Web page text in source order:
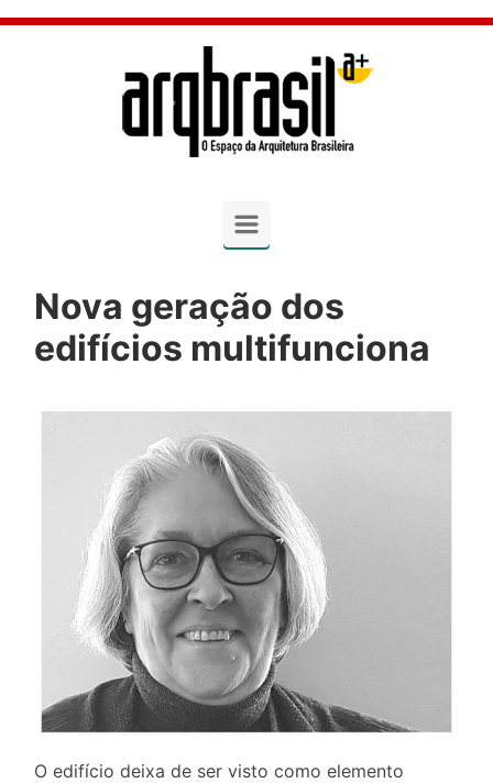
Skip to main content
Nova geração dos
edifícios multifunciona
O edifício deixa de ser visto como elemento